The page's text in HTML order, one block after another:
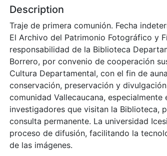
Description
Traje de primera comunión. Fecha
El Archivo del Patrimonio Fotográfico y
responsabilidad de la Biblioteca
Borrero, por convenio de cooperación
Cultura Departamental, con el fin de
conservación, preservación y
comunidad Vallecaucana,
investigadores que visitan la Biblioteca,
consulta permanente. La universidad
proceso de difusión, facilitando la
de las imágenes.